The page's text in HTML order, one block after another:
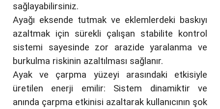
sağlayabilirsiniz.
Ayağı eksende tutmak ve eklemlerdeki baskıyı
azaltmak için sürekli çalışan stabilite kontrol
sistemi sayesinde zor arazide yaralanma ve
burkulma riskinin azaltılması sağlanır.
Ayak ve çarpma yüzeyi arasındaki etkisiyle
üretilen enerji emilir: Sistem dinamiktir ve
anında çarpma etkinisi azaltarak kullanıcının şok